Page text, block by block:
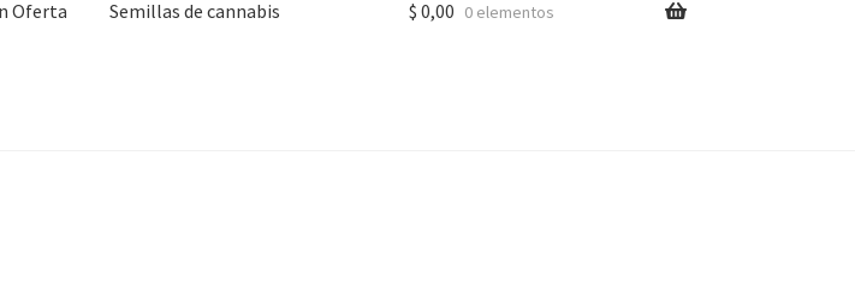
Oferta Semillas de cannabis $ 0,00 0 elementos